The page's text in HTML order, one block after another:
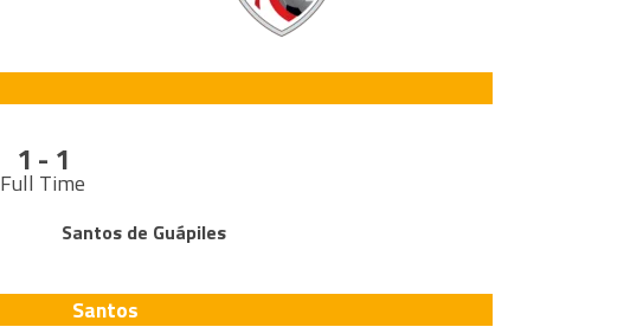
1 - 1
Full Time
Santos de Guápiles
Santos